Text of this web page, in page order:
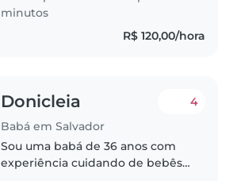
cuidar de crianças e bebês
minutos
R$ 120,00/hora
Donicleia
Babá em Salvador
4
Sou uma babá de 36 anos com
experiência cuidando de bebês,